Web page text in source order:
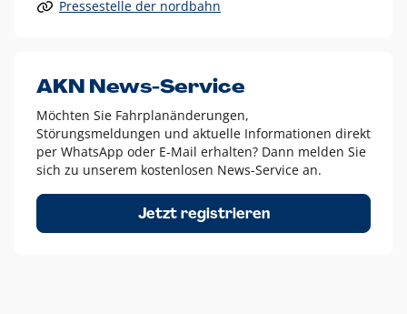
Alle anderen Logo-Varianten dürfen nur in Ausnahmefällen
Diese Ausnahmen sind zum Beispiel:
dem AKN Blau,
weißes Logo auf Fotohintergründen,
schwarzes Logo für reine Schwarz-Weiß-Umsetzungen
Um das Logo herum muss ein Schutzraum von jeweils einer
Höhe bzw. Breite des N aus AKN in alle Richtungen
Pressestelle der nordbahn
AKN News-Service
Möchten Sie Fahrplanänderungen,
Störungsmeldungen und aktuelle Informationen direkt
per WhatsApp oder E-Mail erhalten? Dann melden Sie
sich zu unserem kostenlosen News-Service an.
Jetzt registrieren